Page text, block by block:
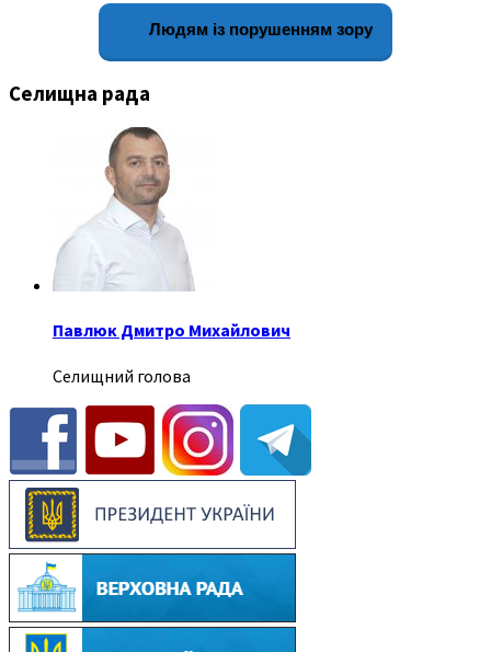
Людям із порушенням зору
Селищна рада
Павлюк Дмитро Михайлович
Селищний голова